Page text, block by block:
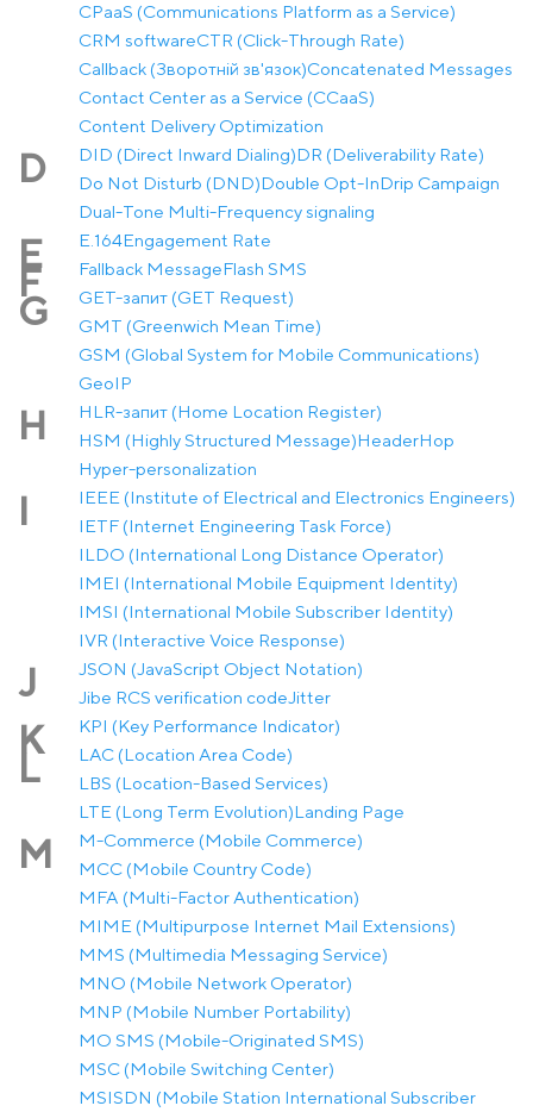
CPaaS (Communications Platform as a Service)
CRM softwareCTR (Click-Through Rate)
Callback (Зворотній зв'язок)Concatenated Messages
Contact Center as a Service (CCaaS)
Content Delivery Optimization
D DID (Direct Inward Dialing)DR (Deliverability Rate)
Do Not Disturb (DND)Double Opt-InDrip Campaign
Dual-Tone Multi-Frequency signaling
E E.164Engagement Rate
F Fallback MessageFlash SMS
G
GET-запит (GET Request)
GMT (Greenwich Mean Time)
GSM (Global System for Mobile Communications)
GeoIP
H
HLR-запит (Home Location Register)
HSM (Highly Structured Message)HeaderHop
Hyper-personalization
I
IEEE (Institute of Electrical and Electronics Engineers)
IETF (Internet Engineering Task Force)
ILDO (International Long Distance Operator)
IMEI (International Mobile Equipment Identity)
IMSI (International Mobile Subscriber Identity)
IVR (Interactive Voice Response)
J
JSON (JavaScript Object Notation)
Jibe RCS verification codeJitter
K KPI (Key Performance Indicator)
L
LAC (Location Area Code)
LBS (Location-Based Services)
LTE (Long Term Evolution)Landing Page
M
M-Commerce (Mobile Commerce)
MCC (Mobile Country Code)
MFA (Multi-Factor Authentication)
MIME (Multipurpose Internet Mail Extensions)
MMS (Multimedia Messaging Service)
MNO (Mobile Network Operator)
MNP (Mobile Number Portability)
MO SMS (Mobile-Originated SMS)
MSC (Mobile Switching Center)
MSISDN (Mobile Station International Subscriber